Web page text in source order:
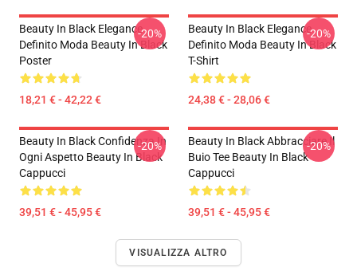
Beauty In Black Elegance
Definito Moda Beauty In Black
Poster
18,21 € - 42,22 €
-20%
Beauty In Black Elegance
Definito Moda Beauty In Black
T-Shirt
24,38 € - 28,06 €
-20%
Beauty In Black Confidenza In
Ogni Aspetto Beauty In Black
Cappucci
39,51 € - 45,95 €
-20%
Beauty In Black Abbracciare Il
Buio Tee Beauty In Black
Cappucci
39,51 € - 45,95 €
-20%
VISUALIZZA ALTRO